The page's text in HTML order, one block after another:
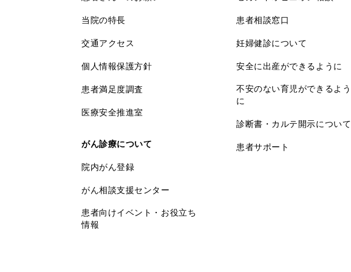
当院の特長
交通アクセス
個人情報保護方針
患者満足度調査
医療安全推進室
がん診療について
院内がん登録
がん相談支援センター
患者向けイベント・お役立ち
情報
患者相談窓口
妊婦健診について
安全に出産ができるように
不安のない育児ができるよう
に
診断書・カルテ開示について
患者サポート